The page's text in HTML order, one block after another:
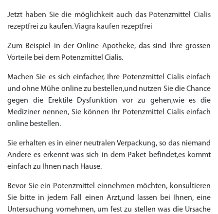
Jetzt haben Sie die möglichkeit auch das Potenzmittel Cialis
rezeptfrei zu kaufen.Viagra kaufen rezeptfrei
Zum Beispiel in der Online Apotheke, das sind Ihre grossen
Vorteile bei dem Potenzmittel Cialis.
Machen Sie es sich einfacher, Ihre Potenzmittel Cialis einfach
und ohne Mühe online zu bestellen,und nutzen Sie die Chance
gegen die Erektile Dysfunktion vor zu gehen,wie es die
Mediziner nennen, Sie können Ihr Potenzmittel Cialis einfach
online bestellen.
Sie erhalten es in einer neutralen Verpackung, so das niemand
Andere es erkennt was sich in dem Paket befindet,es kommt
einfach zu Ihnen nach Hause.
Bevor Sie ein Potenzmittel einnehmen möchten, konsultieren
Sie bitte in jedem Fall einen Arzt,und lassen bei Ihnen, eine
Untersuchung vornehmen, um fest zu stellen was die Ursache